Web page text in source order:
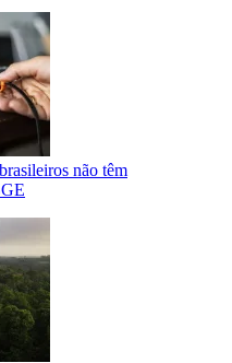
não têm